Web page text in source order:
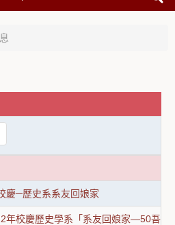
慶─歷史系系友回娘家
年校慶歷史學系「系友回娘家—50吾刻